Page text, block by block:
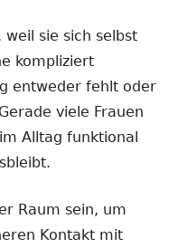
sie sich selbst
kompliziert
entweder fehlt oder
viele Frauen
Alltag funktional
Raum sein, um
Kontakt mit